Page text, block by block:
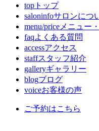
top トップ
saloninfoサロンにつ
menu/price メニュー
faqよくある質問
accessアクセス
staffスタッフ紹介
galleryギャラリー
blogブログ
voiceお客様の声
ご予約はこちら